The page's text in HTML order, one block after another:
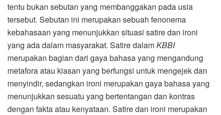
tentu bukan sebutan yang membanggakan pada usia
tersebut. Sebutan ini merupakan sebuah fenonema
kebahasaan yang menunjukkan situasi satire dan ironi
yang ada dalam masyarakat. Satire dalamKBBI
merupakan bagian dari gaya bahasa yang mengandung
metafora atau kiasan yang berfungsi untuk mengejek dan
menyindir, sedangkan ironi merupakan gaya bahasa yang
menunjukkan sesuatu yang bertentangan dan kontras
dengan fakta atau kenyataan. Satire dan ironi merupakan